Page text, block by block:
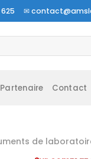
625 ✉
Partenaire Contact
de